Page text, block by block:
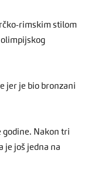
rimskim stilom
olimpijskog
jer je bio bronzani
godine. Nakon tri
je još jedna na